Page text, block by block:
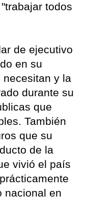
todos
de ejecutivo
en su
necesitan y la
durante su
que
También
que su
de la
vivió el país
nacional en